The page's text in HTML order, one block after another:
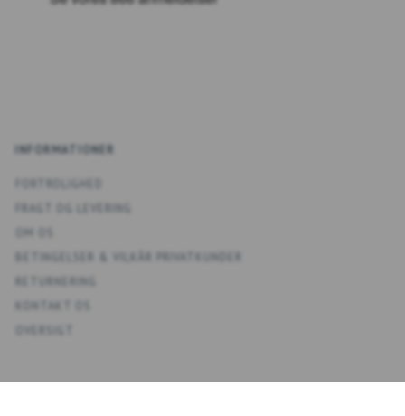
INFORMATIONER
OM OS
KONTAKT OS